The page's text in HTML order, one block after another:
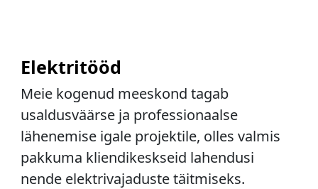
Elektritööd
Meie kogenud meeskond tagab
usaldusväärse ja professionaalse
lähenemise igale projektile, olles valmis
pakkuma kliendikeskseid lahendusi
nende elektrivajaduste täitmiseks.